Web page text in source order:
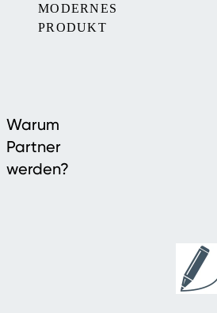
MODERNES
PRODUKT
Warum
Partner
werden?